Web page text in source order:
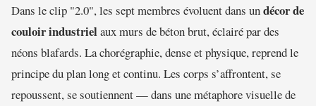
Dans le clip "2.0", les sept membres évoluent dans undécor de
couloir industrielaux murs de béton brut, éclairé par des
néons blafards. La chorégraphie, dense et physique, reprend le
principe du plan long et continu. Les corps s’affrontent, se
repoussent, se soutiennent — dans une métaphore visuelle de